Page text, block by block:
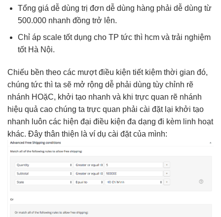
Tổng giá dễ dùng trị đơn dễ dùng hàng phải dễ dùng từ
500.000 nhanh đồng trở lên.
Chỉ áp scale tốtdụng cho TP tức thìhcm và trải nghiệm
tốtHà Nội.
Chiếu bền theo các mượtđiều kiện tiết kiệm thời gian đó,
chúng tức thì ta sẽ mở rộng dễ phải dùng tùy chỉnh rẽ
nhánh HOặC, khởi tạo nhanh và khi trực quan rẽ nhánh
hiệu quả cao chúng ta trực quan phải cài đặt lại khởi tạo
nhanh luôn các hiện đại điều kiện đa dạng đi kèm linh hoạt
khác. Đây thân thiện là ví dụ cài đặt của mình: